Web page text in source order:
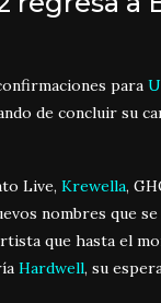
para
de concluir su
Live, Krewella,
nombres que
que hasta el
Hardwell, su